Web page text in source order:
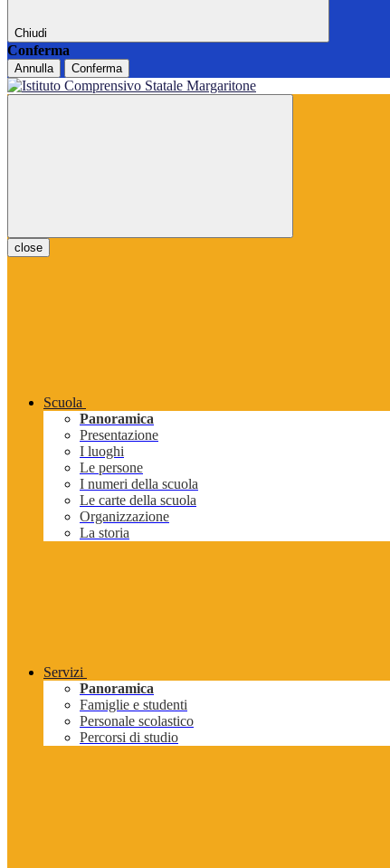
Chiudi
Conferma
Annulla Conferma
close
Scuola
Panoramica
Presentazione
I luoghi
Le persone
I numeri della scuola
Le carte della scuola
Organizzazione
La storia
Servizi
Panoramica
Famiglie e studenti
Personale scolastico
Percorsi di studio